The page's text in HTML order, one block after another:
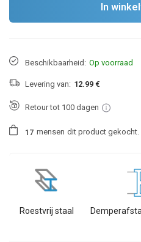
In
Beschikbaarheid: Op voorraad
Levering van: 12.99 €
Retour tot 100 dagen
1 7 mensen dit product gekocht.
Roestvrij staal